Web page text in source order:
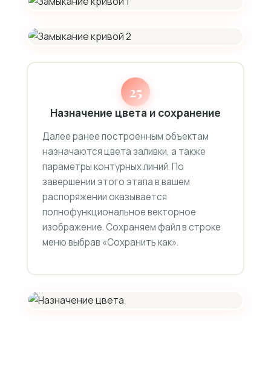
25
Назначение цвета и сохранение
Далее ранее построенным объектам
назначаются цвета заливки, а также
параметры контурных линий. По
завершении этого этапа в вашем
распоряжении оказывается
полнофункциональное векторное
изображение. Сохраняем файл в строке
меню выбрав «Сохранить как».